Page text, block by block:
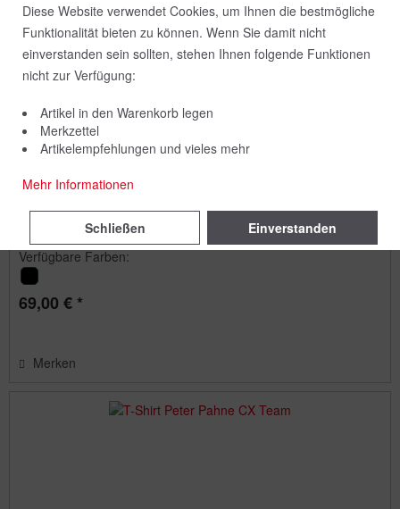
Hoodie Peter Pahne CX Team
Verfügbare Farben:
69,00 € *
Merken
Diese Website verwendet Cookies, um Ihnen die bestmögliche
Funktionalität bieten zu können. Wenn Sie damit nicht
einverstanden sein sollten, stehen Ihnen folgende Funktionen
nicht zur Verfügung:
Artikel in den Warenkorb legen
Merkzettel
Artikelempfehlungen und vieles mehr
Mehr Informationen
Einverstanden
Schließen